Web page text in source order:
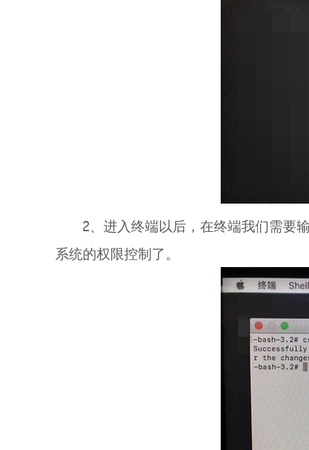
2、进入终端以后，在终端我们需要
系统的权限控制了。